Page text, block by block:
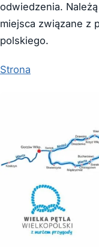
odwiedzenia.
miejsca związane z
polskiego.
Strona